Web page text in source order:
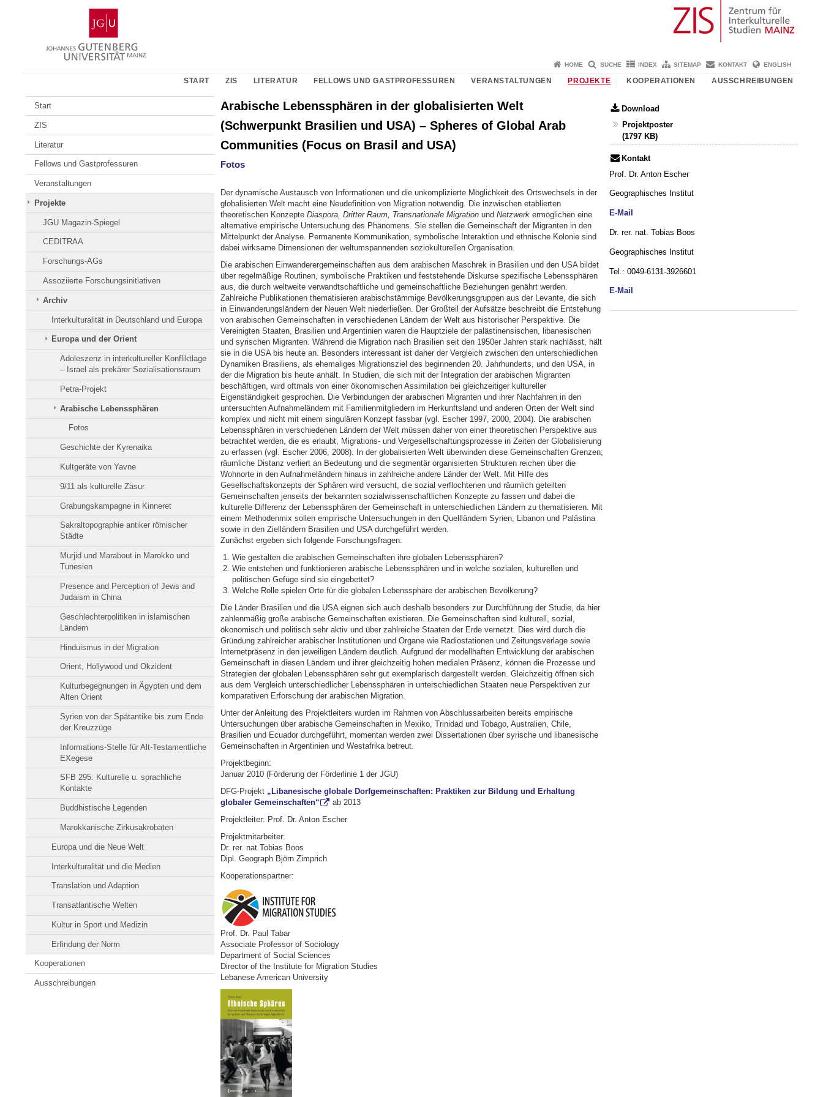
Gutenberg-
Universität
Mainz
HOME SUCHE INDEX SITEMAP KONTAKT ENGLISH
START ZIS LITERATUR FELLOWS UND GASTPROFESSUREN VERANSTALTUNGEN PROJEKTE KOOPERATIONEN AUSSCHREIBUNGEN
Start
ZIS
Literatur
Fellows und Gastprofessuren
Veranstaltungen
Projekte
JGU Magazin-Spiegel
CEDITRAA
Forschungs-AGs
Assoziierte Forschungsinitiativen
Archiv
Interkulturalität in Deutschland und Europa
Europa und der Orient
Adoleszenz in interkultureller Konfliktlage
– Israel als prekärer Sozialisationsraum
Petra-Projekt
Arabische Lebenssphären
Fotos
Geschichte der Kyrenaika
Kultgeräte von Yavne
9/11 als kulturelle Zäsur
Grabungskampagne in Kinneret
Sakraltopographie antiker römischer
Städte
Murjid und Marabout in Marokko und
Tunesien
Presence and Perception of Jews and
Judaism in China
Geschlechterpolitiken in islamischen
Ländern
Hinduismus in der Migration
Orient, Hollywood und Okzident
Kulturbegegnungen in Ägypten und dem
Alten Orient
Syrien von der Spätantike bis zum Ende
der Kreuzzüge
Informations-Stelle für Alt-Testamentliche
EXegese
SFB 295: Kulturelle u. sprachliche
Kontakte
Buddhistische Legenden
Marokkanische Zirkusakrobaten
Europa und die Neue Welt
Interkulturalität und die Medien
Translation und Adaption
Transatlantische Welten
Kultur in Sport und Medizin
Erfindung der Norm
Kooperationen
Ausschreibungen
Arabische Lebenssphären in der globalisierten Welt
(Schwerpunkt Brasilien und USA) – Spheres of Global Arab
Communities (Focus on Brasil and USA)
Fotos
Der dynamische Austausch von Informationen und die unkomplizierte Möglichkeit des Ortswechsels in der
globalisierten Welt macht eine Neudefinition von Migration notwendig. Die inzwischen etablierten
theoretischen Konzepte Diaspora, Dritter Raum, Transnationale Migrationund Netzwerkermöglichen eine
alternative empirische Untersuchung des Phänomens. Sie stellen die Gemeinschaft der Migranten in den
Mittelpunkt der Analyse. Permanente Kommunikation, symbolische Interaktion und ethnische Kolonie sind
dabei wirksame Dimensionen der weltumspannenden soziokulturellen Organisation.
Die arabischen Einwanderergemeinschaften aus dem arabischen Maschrek in Brasilien und den USA bildet
über regelmäßige Routinen, symbolische Praktiken und feststehende Diskurse spezifische Lebenssphären
aus, die durch weltweite verwandtschaftliche und gemeinschaftliche Beziehungen genährt werden.
Zahlreiche Publikationen thematisieren arabischstämmige Bevölkerungsgruppen aus der Levante, die sich
in Einwanderungsländern der Neuen Welt niederließen. Der Großteil der Aufsätze beschreibt die Entstehung
von arabischen Gemeinschaften in verschiedenen Ländern der Welt aus historischer Perspektive. Die
Vereinigten Staaten, Brasilien und Argentinien waren die Hauptziele der palästinensischen, libanesischen
und syrischen Migranten. Während die Migration nach Brasilien seit den 1950er Jahren stark nachlässt, hält
sie in die USA bis heute an. Besonders interessant ist daher der Vergleich zwischen den unterschiedlichen
Dynamiken Brasiliens, als ehemaliges Migrationsziel des beginnenden 20. Jahrhunderts, und den USA, in
der die Migration bis heute anhält. In Studien, die sich mit der Integration der arabischen Migranten
beschäftigen, wird oftmals von einer ökonomischen Assimilation bei gleichzeitiger kultureller
Eigenständigkeit gesprochen. Die Verbindungen der arabischen Migranten und ihrer Nachfahren in den
untersuchten Aufnahmeländern mit Familienmitgliedern im Herkunftsland und anderen Orten der Welt sind
komplex und nicht mit einem singulären Konzept fassbar (vgl. Escher 1997, 2000, 2004). Die arabischen
Lebenssphären in verschiedenen Ländern der Welt müssen daher von einer theoretischen Perspektive aus
betrachtet werden, die es erlaubt, Migrations- und Vergesellschaftungsprozesse in Zeiten der Globalisierung
zu erfassen (vgl. Escher 2006, 2008). In der globalisierten Welt überwinden diese Gemeinschaften Grenzen;
räumliche Distanz verliert an Bedeutung und die segmentär organisierten Strukturen reichen über die
Wohnorte in den Aufnahmeländern hinaus in zahlreiche andere Länder der Welt. Mit Hilfe des
Gesellschaftskonzepts der Sphären wird versucht, die sozial verflochtenen und räumlich geteilten
Gemeinschaften jenseits der bekannten sozialwissenschaftlichen Konzepte zu fassen und dabei die
kulturelle Differenz der Lebenssphären der Gemeinschaft in unterschiedlichen Ländern zu thematisieren. Mit
einem Methodenmix sollen empirische Untersuchungen in den Quellländern Syrien, Libanon und Palästina
sowie in den Zielländern Brasilien und USA durchgeführt werden.
Zunächst ergeben sich folgende Forschungsfragen:
Wie gestalten die arabischen Gemeinschaften ihre globalen Lebenssphären?
Wie entstehen und funktionieren arabische Lebenssphären und in welche sozialen, kulturellen und
politischen Gefüge sind sie eingebettet?
Welche Rolle spielen Orte für die globalen Lebenssphäre der arabischen Bevölkerung?
Die Länder Brasilien und die USA eignen sich auch deshalb besonders zur Durchführung der Studie, da hier
zahlenmäßig große arabische Gemeinschaften existieren. Die Gemeinschaften sind kulturell, sozial,
ökonomisch und politisch sehr aktiv und über zahlreiche Staaten der Erde vernetzt. Dies wird durch die
Gründung zahlreicher arabischer Institutionen und Organe wie Radiostationen und Zeitungsverlage sowie
Internetpräsenz in den jeweiligen Ländern deutlich. Aufgrund der modellhaften Entwicklung der arabischen
Gemeinschaft in diesen Ländern und ihrer gleichzeitig hohen medialen Präsenz, können die Prozesse und
Strategien der globalen Lebenssphären sehr gut exemplarisch dargestellt werden. Gleichzeitig öffnen sich
aus dem Vergleich unterschiedlicher Lebenssphären in unterschiedlichen Staaten neue Perspektiven zur
komparativen Erforschung der arabischen Migration.
Unter der Anleitung des Projektleiters wurden im Rahmen von Abschlussarbeiten bereits empirische
Untersuchungen über arabische Gemeinschaften in Mexiko, Trinidad und Tobago, Australien, Chile,
Brasilien und Ecuador durchgeführt, momentan werden zwei Dissertationen über syrische und libanesische
Gemeinschaften in Argentinien und Westafrika betreut.
Projektbeginn:
Januar 2010 (Förderung der Förderlinie 1 der JGU)
DFG-Projekt „Libanesische globale Dorfgemeinschaften: Praktiken zur Bildung und Erhaltung
globaler Gemeinschaften“
ab 2013
Projektleiter: Prof. Dr. Anton Escher
Projektmitarbeiter:
Dr. rer. nat.Tobias Boos
Dipl. Geograph Björn Zimprich
Kooperationspartner:
Prof. Dr. Paul Tabar
Associate Professor of Sociology
Department of Social Sciences
Director of the Institute for Migration Studies
Lebanese American University
Download
Projektposter
(1797 KB)
Kontakt
Prof. Dr. Anton Escher
Geographisches Institut
E-Mail
Dr. rer. nat. Tobias Boos
Geographisches Institut
Tel.: 0049-6131-3926601
E-Mail